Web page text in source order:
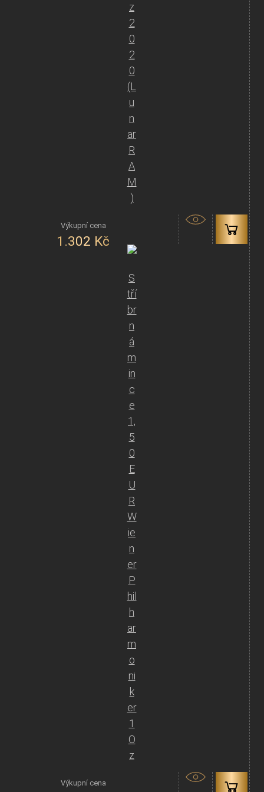
z
2
0
2
0
(L
u
n
ar
R
A
M
)
1.302 Kč
S
tří
br
n
á
m
in
c
e
1,
5
0
E
U
R
W
ie
n
er
P
hil
h
ar
m
o
ni
k
er
1
O
z